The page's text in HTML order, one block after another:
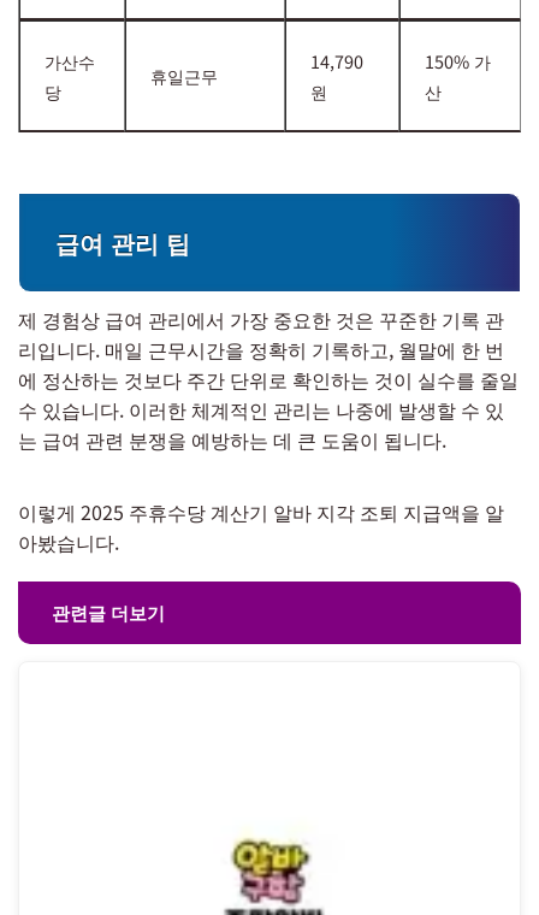
가산수
당
휴일근무
14,790
원
150% 가
산
급여 관리 팁
제 경험상 급여 관리에서 가장 중요한 것은 꾸준한 기록 관
리입니다. 매일 근무시간을 정확히 기록하고, 월말에 한 번
에 정산하는 것보다 주간 단위로 확인하는 것이 실수를 줄일
수 있습니다. 이러한 체계적인 관리는 나중에 발생할 수 있
는 급여 관련 분쟁을 예방하는 데 큰 도움이 됩니다.
이렇게 2025 주휴수당 계산기 알바 지각 조퇴 지급액을 알
아봤습니다.
관련글 더보기